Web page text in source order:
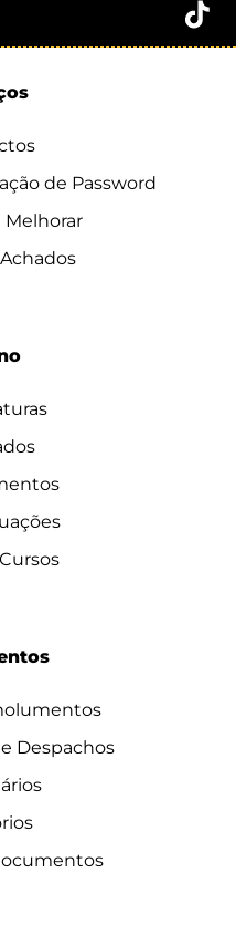
de Password
Melhorar
Despachos